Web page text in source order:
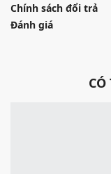
Chính sách đổi trả
Đánh giá
CÓ